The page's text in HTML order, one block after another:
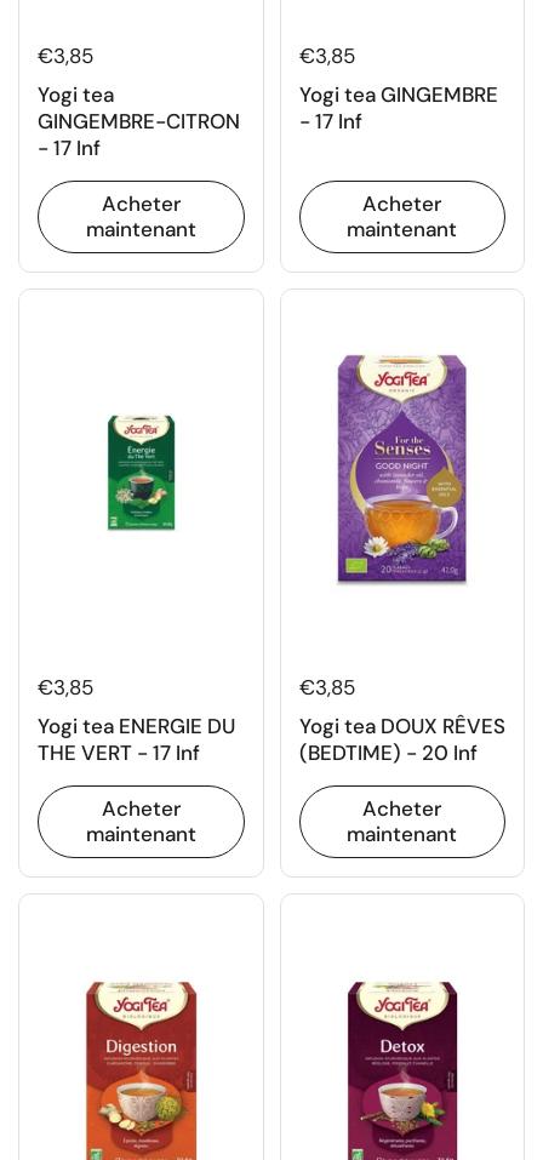
€3,85
Yogi tea
GINGEMBRE-CITRON
- 17 Inf
Acheter
maintenant
€3,85
Yogi tea GINGEMBRE
- 17 Inf
Acheter
maintenant
€3,85
Yogi tea ENERGIE DU
THE VERT - 17 Inf
Acheter
maintenant
€3,85
Yogi tea DOUX RÊVES
(BEDTIME) - 20 Inf
Acheter
maintenant